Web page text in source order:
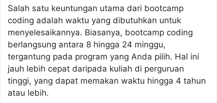
Salah satu keuntungan utama dari bootcamp
coding adalah waktu yang dibutuhkan untuk
menyelesaikannya. Biasanya, bootcamp coding
berlangsung antara 8 hingga 24 minggu,
tergantung pada program yang Anda pilih. Hal ini
jauh lebih cepat daripada kuliah di perguruan
tinggi, yang dapat memakan waktu hingga 4 tahun
atau lebih.